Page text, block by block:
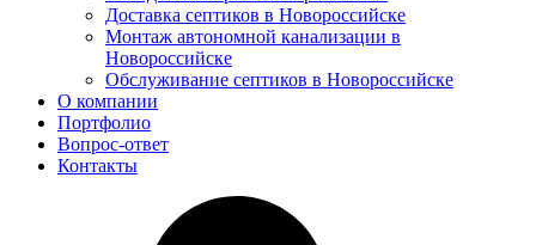
Доставка септиков в Новороссийске
Монтаж автономной канализации в
Новороссийске
Обслуживание септиков в Новороссийске
О компании
Портфолио
Вопрос-ответ
Контакты